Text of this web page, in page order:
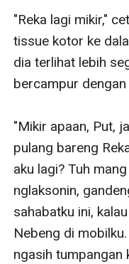
"Reka lagi mikir,"
tissue kotor ke
dia terlihat lebih
bercampur
"Mikir apaan, Put,
pulang bareng
aku lagi? Tuh
nglaksonin,
sahabatku ini,
Nebeng di
ngasih tumpangan